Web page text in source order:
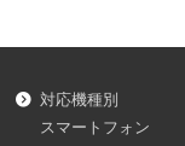
対応機種別
スマートフォン